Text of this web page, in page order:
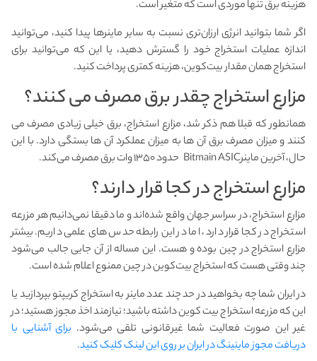
هزینه برق تنها موردی است که متغیر است.
اگر شما بتوانید انرژی ارزان‌تری نسبت به سایر ماینرها پیدا کنید، می‌توانید
اندازه عملیات استخراج خود را گسترش دهید، یا این که می‌توانید برای
استخراج همان مقدار بیت‌کوین، هزینه کمتری پرداخت کنید.
مزارع استخراج چقدر برق مصرف می کنند؟
همانطور که قبلا هم ذکر شد، مزارع استخراج، برق خیلی زیادی مصرف می
کنند و میزان مصرف برق آن ها به میزان عملکرد آن ها بستگی دارد. با این
حال، آخرین ماینرBitmain ASIC حدود ۱۳۵۰ وات برق مصرف می‌کند.
مزارع استخراج در کجا قرار دارند؟
مزارع استخراج، در سراسر جهان واقع شده‌اند و ما دقیقا نمی‌دانیم هر مزرعه
استخراج در کجا قرار دارد‌، اما در این رابطه حدس های علمی داریم. بیشتر
مزارع استخراج در چین بوده و هست. این مساله از آن جایی جالب می‌شود
چند وقتی هست که استخراج بیت‌کوین در چین ممنوع اعلام شده است.
در ایران شما چه بخواهید در حد چند عدد ماینر به استخراج کریپتو بپردازید یا
این که مزرعه استخراج بیت کوین داشته باشید؛ نیازمند اخذ مجوز هستید؛ در
غیر این صورت فعالیت شما غیرقانونی تلقی می‌شود. برای آشنایی با
دریافت مجوز ماینینگ در ایران بر روی این لینک کلیک کنید.